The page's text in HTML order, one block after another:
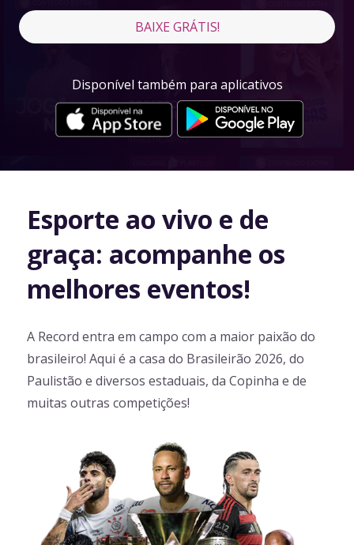
BAIXE GRÁTIS!
Disponível também para aplicativos
Esporte ao vivo e de
graça: acompanhe os
melhores eventos!
A Record entra em campo com a maior paixão do
brasileiro! Aqui é a casa do Brasileirão 2026, do
Paulistão e diversos estaduais, da Copinha e de
muitas outras competições!